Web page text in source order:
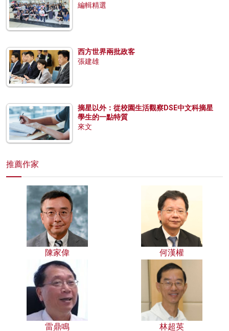
編輯精選
西方世界兩批政客
張建雄
摘星以外：從校園生活觀察DSE中文科摘星
學生的一點特質
來文
推薦作家
陳家偉 何漢權
雷鼎鳴 林超英